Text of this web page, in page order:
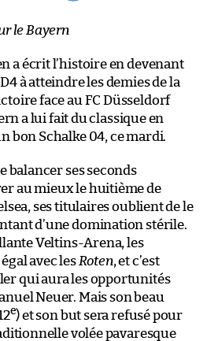
le Bayern
a écrit l’histoire en devenant
à atteindre les demies de la
face au FC Düsseldorf
a lui fait du classique en
bon Schalke 04, ce mardi.
balancer ses seconds
au mieux le huitième de
ses titulaires oublient de le
d’une domination stérile.
Veltins-Arena, les
avec les Roten, et c’est
qui aura les opportunités
Neuer. Mais son beau
e) et son but sera refusé pour
volée pavaresque